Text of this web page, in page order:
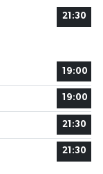
21:30
19:00
19:00
21:30
21:30